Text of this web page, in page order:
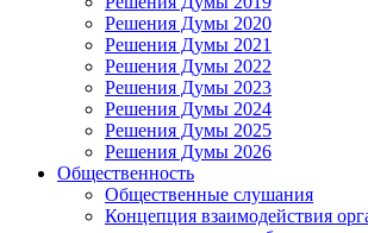
Решения Думы 2020
Решения Думы 2021
Решения Думы 2022
Решения Думы 2023
Решения Думы 2024
Решения Думы 2025
Решения Думы 2026
Общественность
Общественные слушания
Концепция взаимодействия